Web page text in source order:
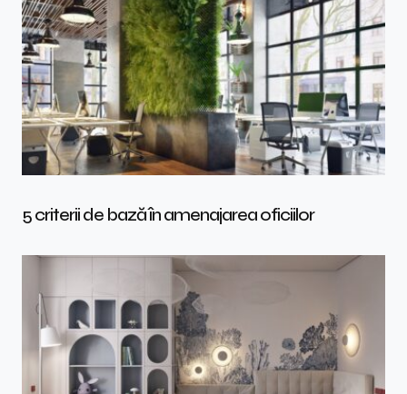
5 criterii de bază în amenajarea oficiilor